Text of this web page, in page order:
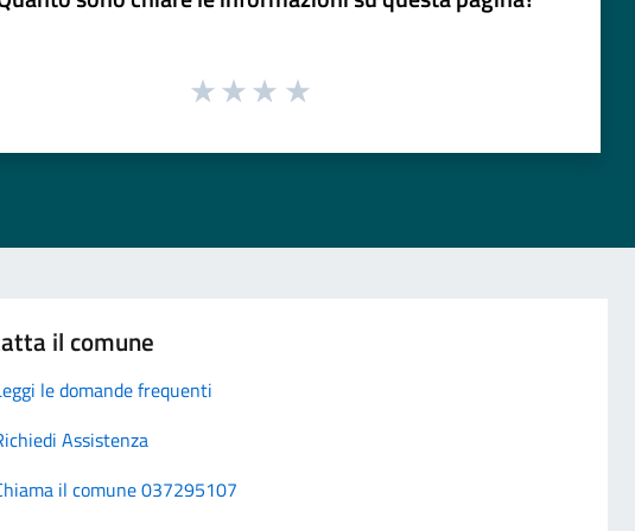
il comune
le domande frequenti
Assistenza
il comune 037295107